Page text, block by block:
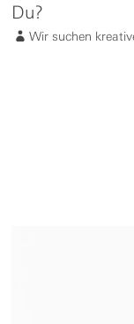
Du?
Wir suchen